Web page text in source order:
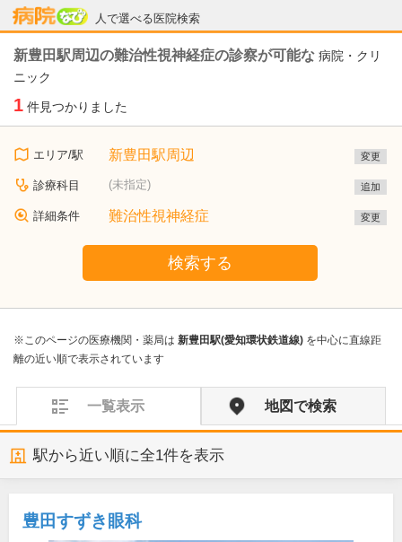
人で選べる医院検索
病院なび
新豊田駅周辺の難治性視神経症の診察が可能な 病院・クリ
ニック
1 件見つかりました
エリア/駅 新豊田駅周辺 変更
診療科目 (未指定) 追加
詳細条件 難治性視神経症 変更
検索する
※このページの医療機関・薬局は 新豊田駅(愛知環状鉄道線) を中心に直線距
離の近い順で表示されています
一覧表示 地図で検索
駅から近い順に全1件を表示
豊田すずき眼科